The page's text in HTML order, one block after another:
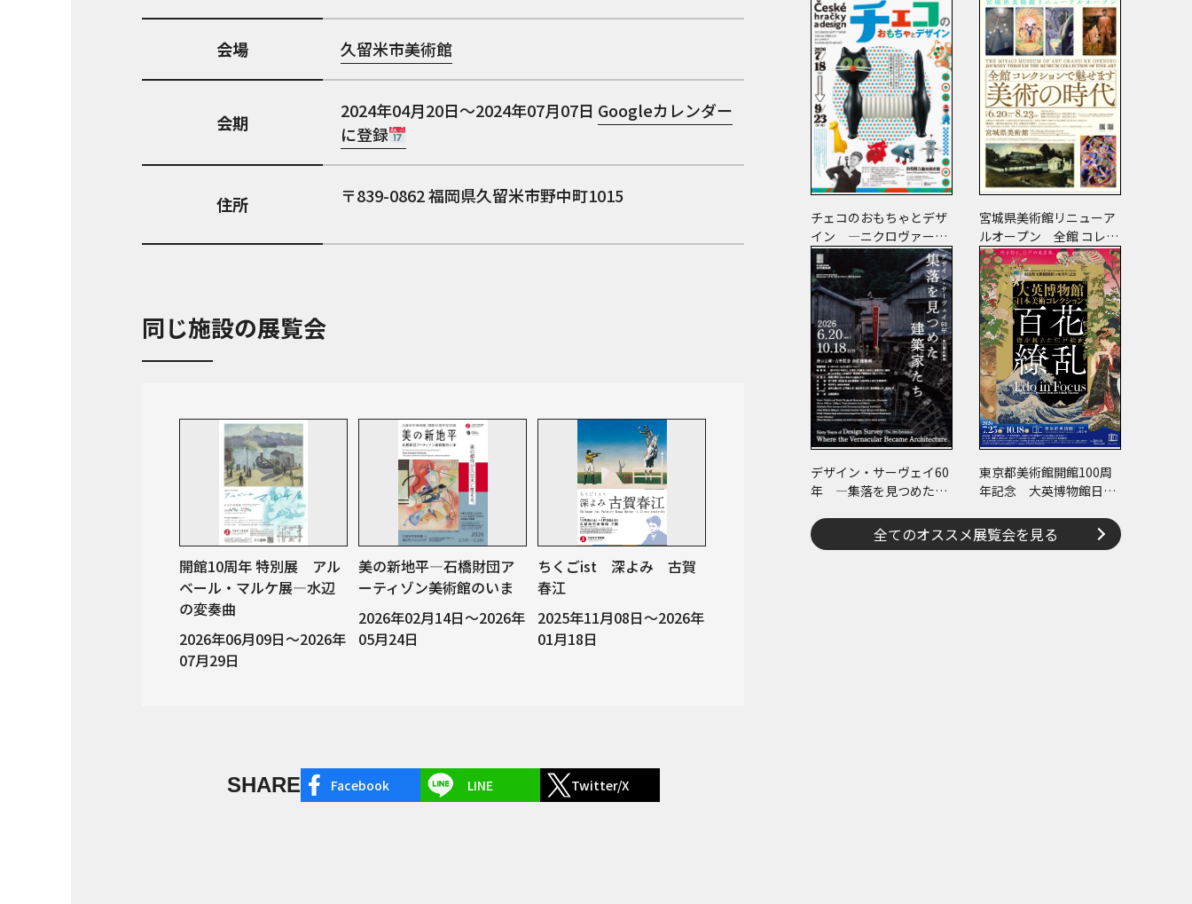
会場 久留米市美術館
会期
2024年04月20日～2024年07月07日 Googleカレンダー
に登録
住所 839-0862福岡県久留米市野中町1015
同じ施設の展覧会
開館10周年 特別展 アル
ベール・マルケ展―水辺
の変奏曲
2026年06月09日～2026年
07月29日
美の新地平―石橋財団ア
ーティゾン美術館のいま
2026年02月14日～2026年
05月24日
ちくごist 深よみ 古賀
春江
2025年11月08日～2026年
01月18日
SHARE Facebook LINE Twitter/X
チェコのおもちゃとデザ
イン ―ニクロヴァーの
プラスチック・トイから
現代作家のアートまで―
宮城県美術館リニューア
ルオープン 全館 コレク
ションで魅せます 美術
の時代
デザイン・サーヴェイ60
年 ―集落を見つめた建
東京都美術館開館100周
年記念 大英博物館日本
繚乱～海を越えた江戸絵
画
全てのオススメ展覧会を見る